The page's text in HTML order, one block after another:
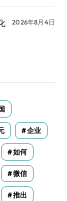
2026年8月4日
企业
如何
微信
推出